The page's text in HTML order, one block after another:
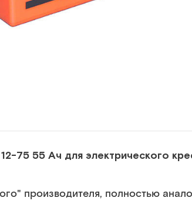
75 55 Ач для электрического
производителя, полностью